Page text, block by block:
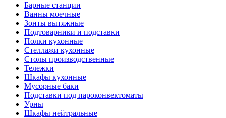
Барные станции
Ванны моечные
Зонты вытяжные
Подтоварники и подставки
Полки кухонные
Стеллажи кухонные
Столы производственные
Тележки
Шкафы кухонные
Мусорные баки
Подставки под пароконвектоматы
Урны
Шкафы нейтральные